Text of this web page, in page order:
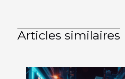
Articles similaires